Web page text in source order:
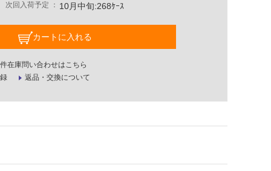
次回入荷予定 10月中旬:268ｹｰｽ
カートに入れる
在庫問い合わせはこちら
返品・交換について